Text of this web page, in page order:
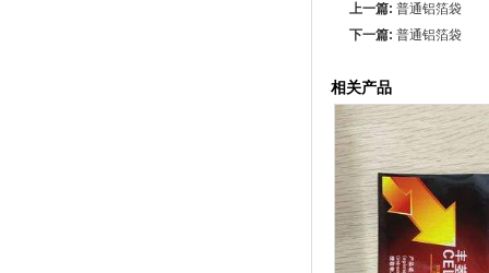
上一篇:普通铝箔袋
下一篇:普通铝箔袋
相关产品